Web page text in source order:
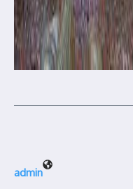
admin